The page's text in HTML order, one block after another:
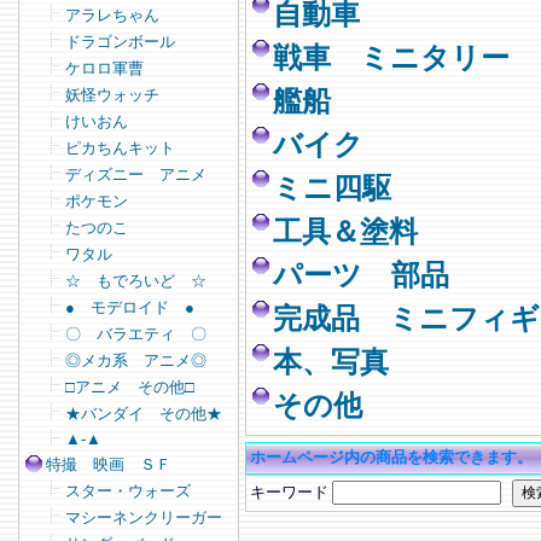
アラレちゃん
ドラゴンボール
ケロロ軍曹
妖怪ウォッチ
けいおん
ピカちんキット
ディズニー アニメ
ポケモン
たつのこ
ワタル
☆ もでろいど ☆
● モデロイド ●
〇 バラエティ 〇
◎メカ系 アニメ◎
□アニメ その他□
★バンダイ その他★
▲-▲
特撮 映画 ＳＦ
スター・ウォーズ
マシーネンクリーガー
自動車
戦車 ミニタリー
艦船
バイク
ミニ四駆
工具＆塗料
パーツ 部品
完成品 ミニフィ
本、写真
その他
ホームページ内の商品を検索できます。
キーワード